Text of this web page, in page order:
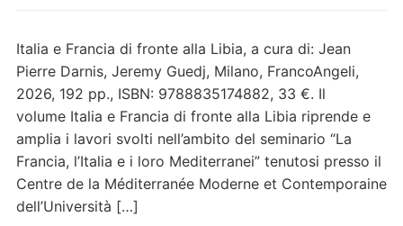
Italia e Francia di fronte alla Libia, a cura di: Jean
Pierre Darnis, Jeremy Guedj, Milano, FrancoAngeli,
2026, 192 pp., ISBN: 9788835174882, 33 €. Il
volume Italia e Francia di fronte alla Libia riprende e
amplia i lavori svolti nell’ambito del seminario “La
Francia, l’Italia e i loro Mediterranei” tenutosi presso il
Centre de la Méditerranée Moderne et Contemporaine
dell’Università […]